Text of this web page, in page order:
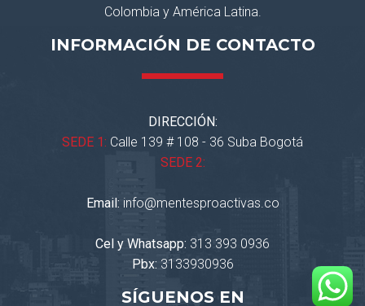
Colombia y América Latina.
INFORMACIÓN DE CONTACTO
DIRECCIÓN:
SEDE 1: Calle 139 # 108 - 36 Suba Bogotá
SEDE 2:
Email: info@mentesproactivas.co
Cel y Whatsapp: 313 393 0936
Pbx: 3133930936
SÍGUENOS EN